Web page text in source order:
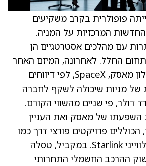
פופולרית בקרב משקיעים
המרכזיות על המניה.
עם מהלכים אסטרטגיים הן
החלל. לאחרונה, המיזם האחר
של מייסד טסלה אילון מאסק, SpaceX, לפי דיווחים
של מניות שיכולה לשקף לחברה
מיליארד דולר, פי שניים מהשווי הקודם.
של מאסק ואת העניין
הכוללים פרויקטים פורצי דרך כמו
שירות האינטרנט הלווייני Starlink. במקביל, טסלה
ההרכב החשמלי התחרותי